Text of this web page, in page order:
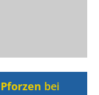
Pforzen bei